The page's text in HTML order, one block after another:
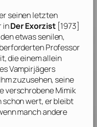
seinen letzten
inDer Exorzist [1973]
etwas senilen,
Professor
die einem allein
Vampirjägers
zuzusehen, seine
verschrobene Mimik
schon wert, er bleibt
manch andere